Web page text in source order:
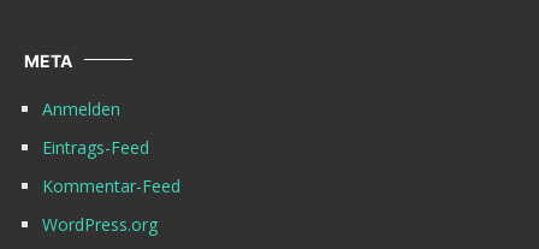
META
Anmelden
Eintrags-Feed
Kommentar-Feed
WordPress.org